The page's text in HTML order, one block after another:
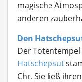
magische
anderen
Den
Der
Hatschepsut
Chr. Sie ließ